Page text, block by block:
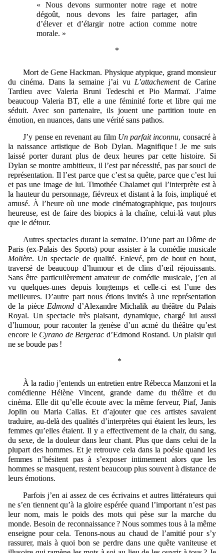
« Nous devons surmonter notre rage et notre
dégoût, nous devons les faire partager, afin
d’élever et d’élargir notre action comme notre
morale. »
*
Mort de Gene Hackman. Physique atypique, grand monsieur
du cinéma. Dans la semaine j’ai vu L’attachementde Carine
Tardieu avec Valeria Bruni Tedeschi et Pio Marmaï. J’aime
beaucoup Valeria BT, elle a une féminité forte et libre qui me
séduit. Avec son partenaire, ils jouent une partition toute en
émotion, en nuances, dans une vérité sans pathos.
J’y pense en revenant au film Un parfait inconnu, consacré à
la naissance artistique de Bob Dylan. Magnifique ! Je me suis
laissé porter durant plus de deux heures par cette histoire. Si
Dylan se montre ambitieux, il l’est par nécessité, pas par souci de
représentation. Il l’est parce que c’est sa quête, parce que c’est lui
et pas une image de lui. Timothée Chalamet qui l’interprète est à
la hauteur du personnage, fiévreux et distant à la fois, impliqué et
amusé. À l’heure où une mode cinématographique, pas toujours
heureuse, est de faire des biopics à la chaîne, celui-là vaut plus
que le détour.
Autres spectacles durant la semaine. D’une part au Dôme de
Paris (ex-Palais des Sports) pour assister à la comédie musicale
Molière. Un spectacle de qualité. Enlevé, pro de bout en bout,
traversé de beaucoup d’humour et de clins d’œil réjouissants.
Sans être particulièrement amateur de comédie musicale, j’en ai
vu quelques-unes depuis longtemps et celle-ci est l’une des
meilleures. D’autre part nous étions invités à une représentation
dela pièce Edmond d’Alexandre Michalik au théâtre du Palais
Royal. Un spectacle très plaisant, dynamique, chargé lui aussi
d’humour, pour raconter la genèse d’un acmé du théâtre qu’est
encore le Cyrano de Bergerac d’Edmond Rostand. Un plaisir qui
ne se boude pas !
*
À la radio j’entends un entretien entre Rébecca Manzoni et la
comédienne Hélène Vincent, grande dame du théâtre et du
cinéma. Elle dit qu’elle écoute avec la même ferveur, Piaf, Janis
Joplin ou Maria Callas. Et d’ajouter que ces artistes savaient
traduire, au-delà des qualités d’interprètes qui étaient les leurs, les
femmes qu’elles étaient. Il y a effectivement de la chair, du sang,
du sexe, de la douleur dans leur chant. Plus que dans celui de la
plupart des hommes. Et je retrouve cela dans la poésie quand les
femmes n’hésitent pas à s’exposer intimement alors que les
hommes se masquent, restent beaucoup plus souvent à distance de
leurs émotions.
Parfois j’en ai assez de cesécrivains et autres littérateurs qui
nes’en tiennentqu’à la gloire espérée quand l’important n’est pas
leur nom, mais le poids des mots qui pèse sur la marche du
monde. Besoin de reconnaissance ? Nous sommes tous à la même
enseigne pour cela. Tenons-nous au chaud de l’amitié pour s’y
rassurer, mais à quoi bon se perdre dans une quête vaniteuse et